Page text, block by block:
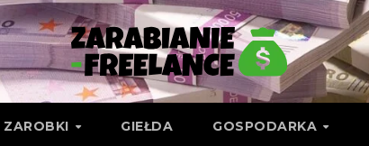
ZAROBKI GIEŁDA GOSPODARKA